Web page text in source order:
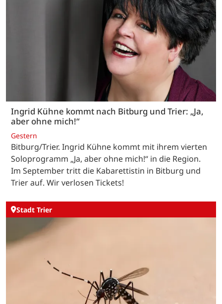
Ingrid Kühne kommt nach Bitburg und Trier: „Ja,
aber ohne mich!“
Gestern
Bitburg/Trier. Ingrid Kühne kommt mit ihrem vierten
Soloprogramm „Ja, aber ohne mich!“ in die Region.
Im September tritt die Kabarettistin in Bitburg und
Trier auf. Wir verlosen Tickets!
Stadt Trier